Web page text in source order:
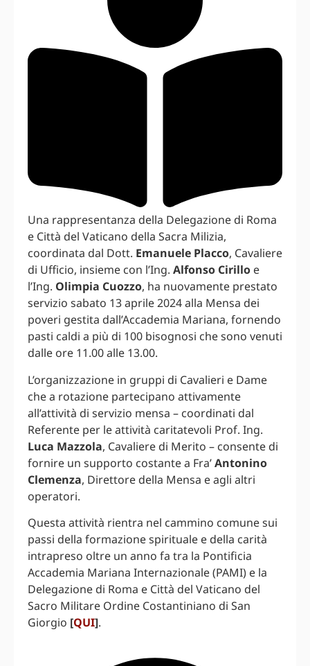
Una rappresentanza della Delegazione di Roma
e Città del Vaticano della Sacra Milizia,
coordinata dal Dott. Emanuele Placco, Cavaliere
di Ufficio, insieme con l’Ing. Alfonso Cirillo e
l’Ing. Olimpia Cuozzo, ha nuovamente prestato
servizio sabato 13 aprile 2024 alla Mensa dei
poveri gestita dall’Accademia Mariana, fornendo
pasti caldi a più di 100 bisognosi che sono venuti
dalle ore 11.00 alle 13.00.
L’organizzazione in gruppi di Cavalieri e Dame
che a rotazione partecipano attivamente
all’attività di servizio mensa – coordinati dal
Referente per le attività caritatevoli Prof. Ing.
Luca Mazzola, Cavaliere di Merito – consente di
fornire un supporto costante a Fra’Antonino
Clemenza, Direttore della Mensa e agli altri
operatori.
Questa attività rientra nel cammino comune sui
passi della formazione spirituale e della carità
intrapreso oltre un anno fa tra la Pontificia
Accademia Mariana Internazionale (PAMI) e la
Delegazione di Roma e Città del Vaticano del
Sacro Militare Ordine Costantiniano di San
Giorgio [QUI].